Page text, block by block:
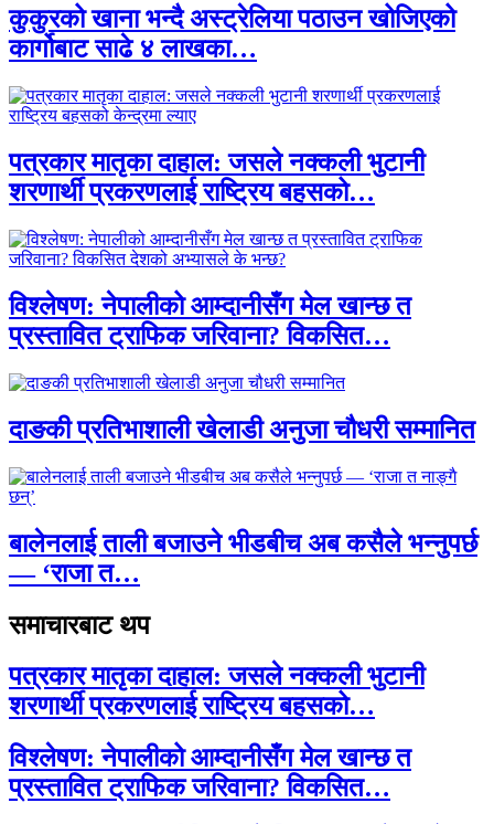
कुकुरको खाना भन्दै अस्ट्रेलिया पठाउन खोजिएको
कार्गोबाट साढे ४ लाखका…
पत्रकार मातृका दाहाल: जसले नक्कली भुटानी
शरणार्थी प्रकरणलाई राष्ट्रिय बहसको…
विश्लेषण: नेपालीको आम्दानीसँग मेल खान्छ त
प्रस्तावित ट्राफिक जरिवाना? विकसित…
दाङकी प्रतिभाशाली खेलाडी अनुजा चौधरी सम्मानित
बालेनलाई ताली बजाउने भीडबीच अब कसैले भन्नुपर्छ
— ‘राजा त…
समाचारबाट थप
पत्रकार मातृका दाहाल: जसले नक्कली भुटानी
शरणार्थी प्रकरणलाई राष्ट्रिय बहसको…
विश्लेषण: नेपालीको आम्दानीसँग मेल खान्छ त
प्रस्तावित ट्राफिक जरिवाना? विकसित…